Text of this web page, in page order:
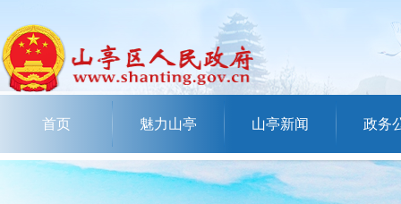
首页 魅力山亭 山亭新闻 政务